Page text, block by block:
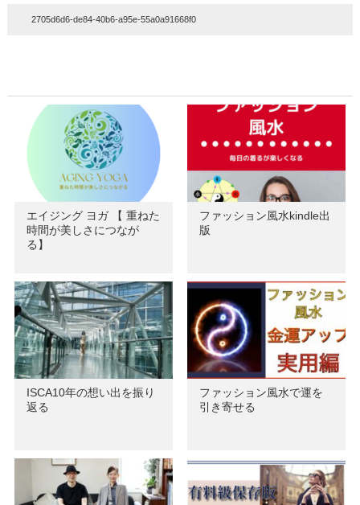
2705d6d6-de84-40b6-a95e-55a0a91668f0
エイジング ヨガ 【 重ねた
時間が美しさにつなが
る】
ファッション風水kindle出
版
ISCA10年の想い出を振り
返る
ファッション風水で運を
引き寄せる